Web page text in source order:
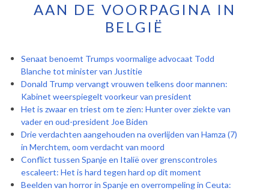
AAN DE VOORPAGINA IN
BELGIË
Senaat benoemt Trumps voormalige advocaat Todd
Blanche tot minister van Justitie
Donald Trump vervangt vrouwen telkens door mannen:
Kabinet weerspiegelt voorkeur van president
Het is zwaar en triest om te zien: Hunter over ziekte van
vader en oud-president Joe Biden
Drie verdachten aangehouden na overlijden van Hamza (7)
in Merchtem, oom verdacht van moord
Conflict tussen Spanje en Italië over grenscontroles
escaleert: Het is hard tegen hard op dit moment
Beelden van horror in Spanje en overrompeling in Ceuta: